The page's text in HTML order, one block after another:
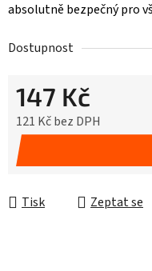
absolutně bezpečný pro
Dostupnost
147 Kč
121 Kč bez DPH
Měrná cena:
Tisk Zeptat se